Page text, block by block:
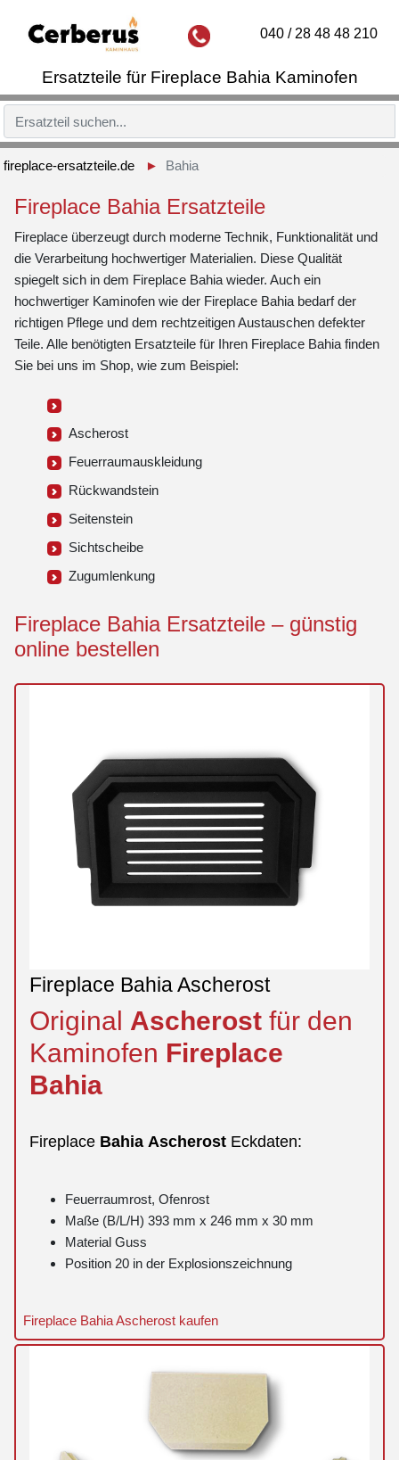
Ersatzteile für Fireplace Bahia Kaminofen
040 / 28 48 48 210
fireplace-ersatzteile.de Bahia
Fireplace Bahia Ersatzteile
Fireplace überzeugt durch moderne Technik, Funktionalität und
die Verarbeitung hochwertiger Materialien. Diese Qualität
spiegelt sich in dem Fireplace Bahia wieder. Auch ein
hochwertiger Kaminofen wie der Fireplace Bahia bedarf der
richtigen Pflege und dem rechtzeitigen Austauschen defekter
Teile. Alle benötigten Ersatzteile für Ihren Fireplace Bahia finden
Sie bei uns im Shop, wie zum Beispiel:
Ascherost
Feuerraumauskleidung
Rückwandstein
Seitenstein
Sichtscheibe
Zugumlenkung
Fireplace Bahia Ersatzteile – günstig
online bestellen
Fireplace Bahia Ascherost
Original Ascherost für den
Kaminofen Fireplace
Bahia
Fireplace Bahia Ascherost Eckdaten:
Feuerraumrost, Ofenrost
Maße (B/L/H) 393 mm x 246 mm x 30 mm
Material Guss
Position 20 in der Explosionszeichnung
Fireplace Bahia Ascherost kaufen